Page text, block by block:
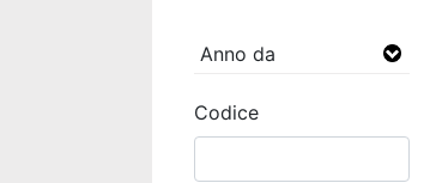
Codice